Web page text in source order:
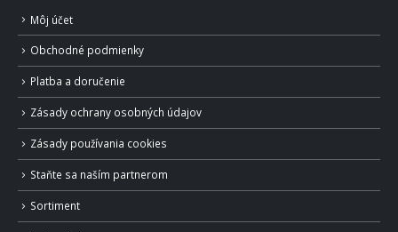
Môj účet
Obchodné podmienky
Platba a doručenie
Zásady ochrany osobných údajov
Zásady používania cookies
Staňte sa naším partnerom
Sortiment